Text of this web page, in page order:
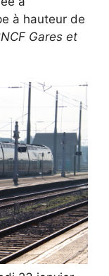
à hauteur de
Gares et